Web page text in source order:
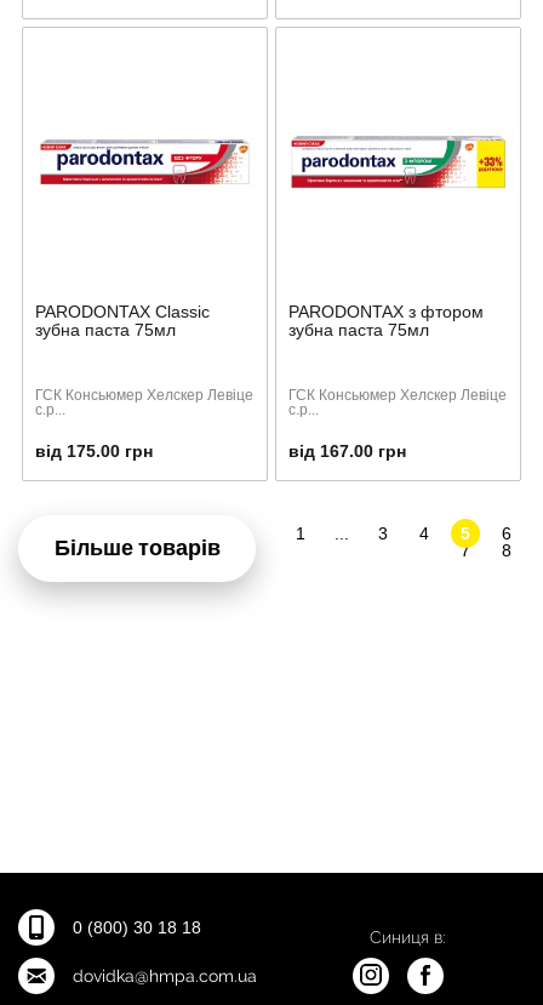
PARODONTAX Classic
зубна паста 75мл
ГСК Консьюмер Хелскер Левіце
с.р...
від 175.00 грн
PARODONTAX з фтором
зубна паста 75мл
ГСК Консьюмер Хелскер Левіце
с.р...
від 167.00 грн
Більше товарів
1 3 4 5
6
7
8
0 (800) 30 18 18
dovidka@hmpa.com.ua
Синиця в: